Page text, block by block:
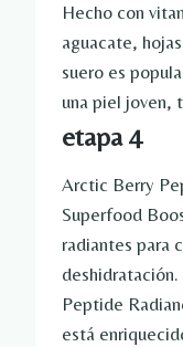
Hecho con
aguacate,
suero es
una piel joven,
etapa 4
Arctic Berry
Superfood
radiantes para
Peptide
está